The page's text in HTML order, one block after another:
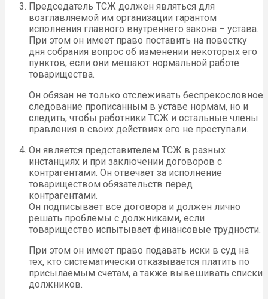
Председатель ТСЖ должен являться для
возглавляемой им организации гарантом
исполнения главного внутреннего закона – устава.
При этом он имеет право поставить на повестку
дня собрания вопрос об изменении некоторых его
пунктов, если они мешают нормальной работе
товарищества.
Он обязан не только отслеживать беспрекословное
следование прописанным в уставе нормам, но и
следить, чтобы работники ТСЖ и остальные члены
правления в своих действиях его не преступали.
Он является представителем ТСЖ в разных
инстанциях и при заключении договоров с
контрагентами. Он отвечает за исполнение
товариществом обязательств перед
контрагентами.
Он подписывает все договора и должен лично
решать проблемы с должниками, если
товарищество испытывает финансовые трудности.
При этом он имеет право подавать иски в суд на
тех, кто систематически отказывается платить по
присылаемым счетам, а также вывешивать списки
должников.